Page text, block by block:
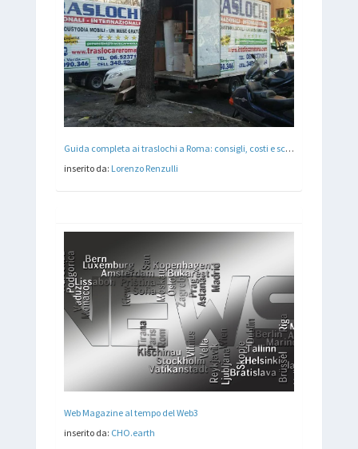
Guida completa ai traslochi a Roma: consigli, costi e scelta della ditta di traslochi
inserito da: Lorenzo Renzulli
Web Magazine al tempo del Web3
inserito da: CHO.earth